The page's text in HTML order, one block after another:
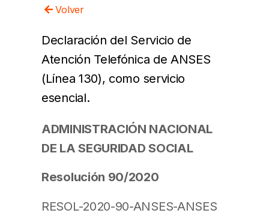
Volver
Declaración del Servicio de
Atención Telefónica de ANSES
(Línea 130), como servicio
esencial.
ADMINISTRACIÓN NACIONAL
DE LA SEGURIDAD SOCIAL
Resolución 90/2020
RESOL-2020-90-ANSES-ANSES